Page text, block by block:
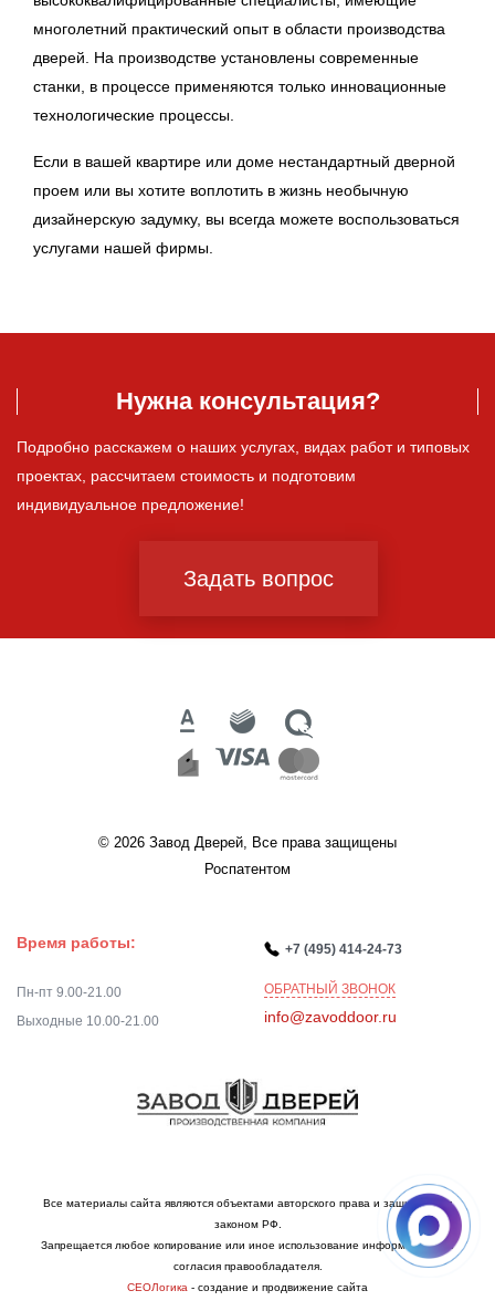
многолетний практический опыт в области производства
дверей. На производстве установлены современные
станки, в процессе применяются только инновационные
технологические процессы.
Если в вашей квартире или доме нестандартный дверной
проем или вы хотите воплотить в жизнь необычную
дизайнерскую задумку, вы всегда можете воспользоваться
услугами нашей фирмы.
Нужна консультация?
Подробно расскажем о наших услугах, видах работ и типовых
проектах, рассчитаем стоимость и подготовим
индивидуальное предложение!
Задать вопрос
© 2026 Завод Дверей, Все права защищены
Роспатентом
Время работы:
Пн-пт 9.00-21.00
Выходные 10.00-21.00
+7 (495) 414-24-73
ОБРАТНЫЙ ЗВОНОК
info@zavoddoor.ru
Все материалы сайта являются объектами авторского права и защищаются
законом РФ.
Запрещается любое копирование или иное использование информации без
согласия правообладателя.
СЕОЛогика - создание и продвижение сайта